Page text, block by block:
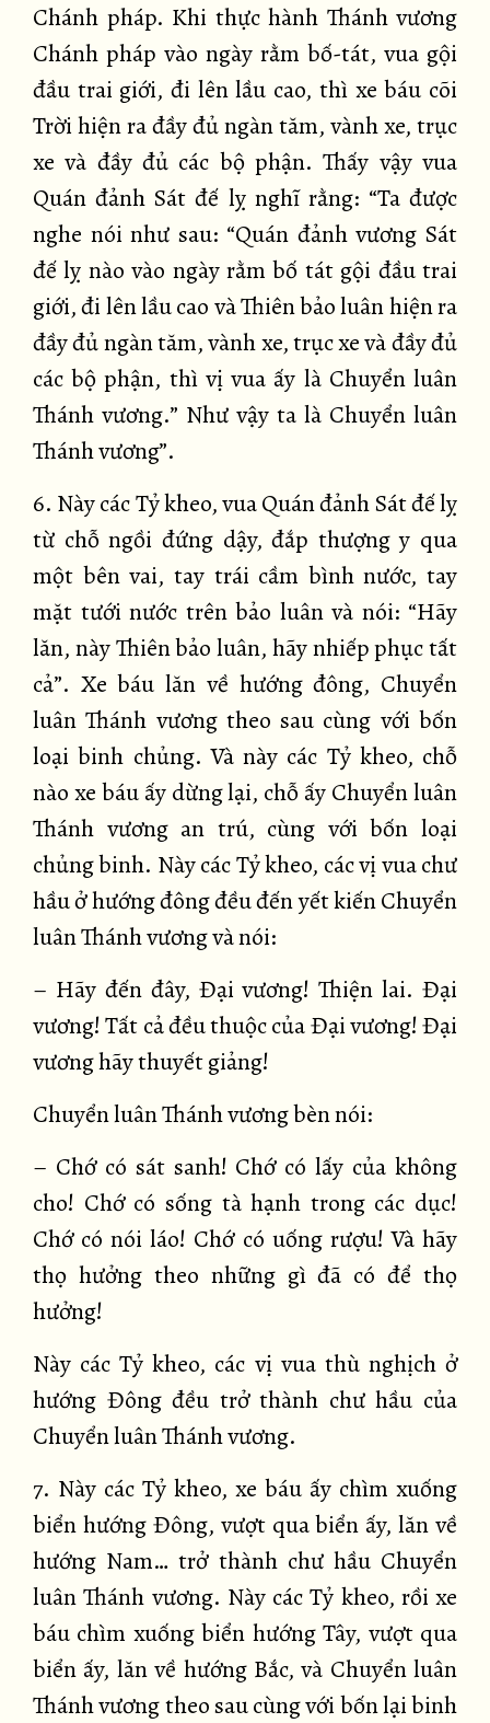
Chánh pháp. Khi thực hành Thánh vương
Chánh pháp vào ngày rằm bố-tát, vua gội
đầu trai giới, đi lên lầu cao, thì xe báu cõi
Trời hiện ra đầy đủ ngàn tăm, vành xe, trục
xe và đầy đủ các bộ phận. Thấy vậy vua
Quán đảnh Sát đế lỵ nghĩ rằng: “Ta được
nghe nói như sau: “Quán đảnh vương Sát
đế lỵ nào vào ngày rằm bố tát gội đầu trai
giới, đi lên lầu cao và Thiên bảo luân hiện ra
đầy đủ ngàn tăm, vành xe, trục xe và đầy đủ
các bộ phận, thì vị vua ấy là Chuyển luân
Thánh vương.” Như vậy ta là Chuyển luân
Thánh vương”.
6. Này các Tỷ kheo, vua Quán đảnh Sát đế lỵ
từ chỗ ngồi đứng dậy, đắp thượng y qua
một bên vai, tay trái cầm bình nước, tay
mặt tưới nước trên bảo luân và nói: “Hãy
lăn, này Thiên bảo luân, hãy nhiếp phục tất
cả”. Xe báu lăn về hướng đông, Chuyển
luân Thánh vương theo sau cùng với bốn
loại binh chủng. Và này các Tỷ kheo, chỗ
nào xe báu ấy dừng lại, chỗ ấy Chuyển luân
Thánh vương an trú, cùng với bốn loại
chủng binh. Này các Tỷ kheo, các vị vua chư
hầu ở hướng đông đều đến yết kiến Chuyển
luân Thánh vương và nói:
– Hãy đến đây, Đại vương! Thiện lai. Đại
vương! Tất cả đều thuộc của Đại vương! Đại
vương hãy thuyết giảng!
Chuyển luân Thánh vương bèn nói:
– Chớ có sát sanh! Chớ có lấy của không
cho! Chớ có sống tà hạnh trong các dục!
Chớ có nói láo! Chớ có uống rượu! Và hãy
thọ hưởng theo những gì đã có để thọ
hưởng!
Này các Tỷ kheo, các vị vua thù nghịch ở
hướng Đông đều trở thành chư hầu của
Chuyển luân Thánh vương.
7. Này các Tỷ kheo, xe báu ấy chìm xuống
biển hướng Đông, vượt qua biển ấy, lăn về
hướng Nam… trở thành chư hầu Chuyển
luân Thánh vương. Này các Tỷ kheo, rồi xe
báu chìm xuống biển hướng Tây, vượt qua
biển ấy, lăn về hướng Bắc, và Chuyển luân
Thánh vương theo sau cùng với bốn lại binh